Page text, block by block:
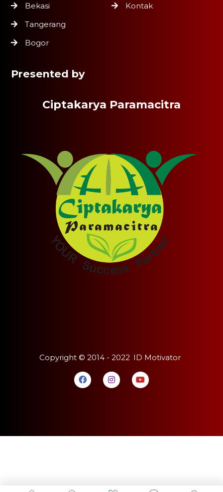
Bekasi
Tangerang
Bogor
Kontak
Presented by
Ciptakarya Paramacitra
Copyright © 2014 - 2022 ID Motivator